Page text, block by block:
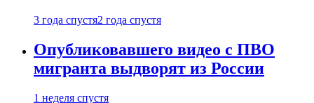
3 года спустя2 года спустя
Опубликовавшего видео с ПВО
мигранта выдворят из России
1 неделя спустя